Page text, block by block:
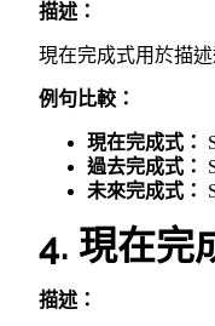
描述：
現在完成式用於描
例句比較：
現在完成式：
過去完成式：
未來完成式：
4. 現在完
描述：